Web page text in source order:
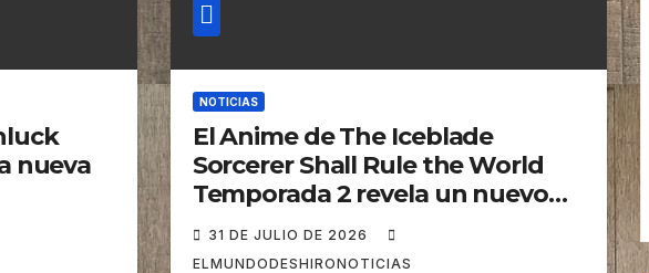
nueva
NOTICIAS
El Anime de The Iceblade
Sorcerer Shall Rule the World
Temporada 2 revela un nuevo
Video promocional se estrena en
Octubre
31 DE JULIO DE 2026
ELMUNDODESHIRONOTICIAS